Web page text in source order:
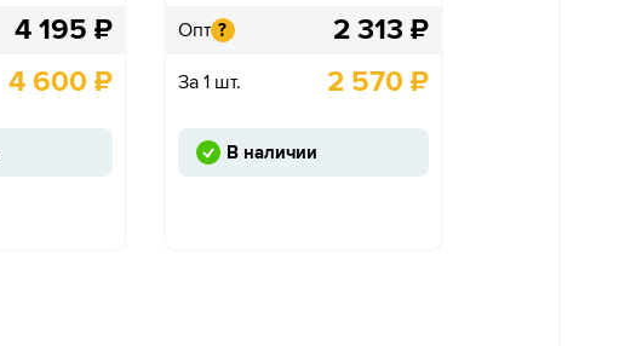
4 195 ₽
4 600 ₽
Опт ? 2 313 ₽
За 1 шт. 2 570 ₽
В наличии